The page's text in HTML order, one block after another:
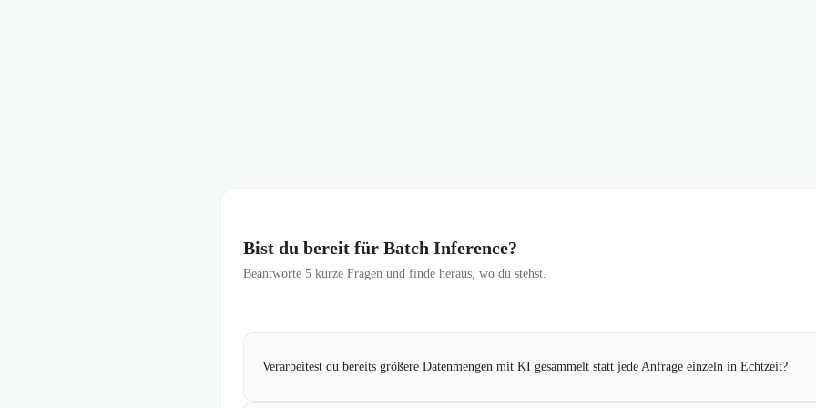
Bist du bereit für Batch Inference?
Beantworte 5 kurze Fragen und finde heraus, wo du stehst.
Verarbeitest du bereits größere Datenmengen mit KI gesammelt statt jede Anfrage einzeln in Echtzeit?